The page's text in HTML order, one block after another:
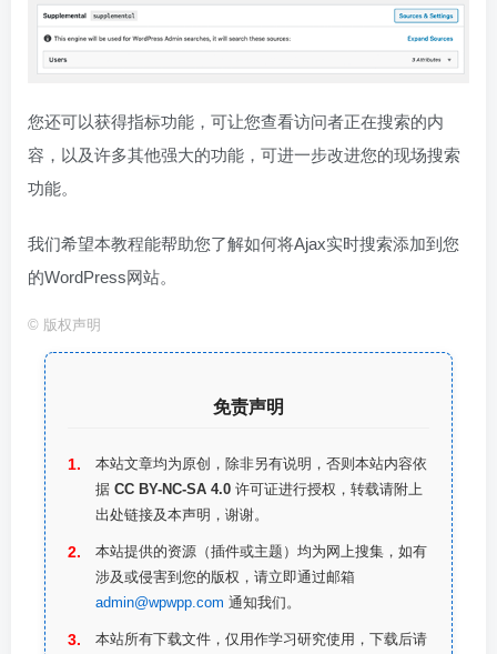
您还可以获得指标功能，可让您查看访问者正在搜索的内
容，以及许多其他强大的功能，可进一步改进您的现场搜索
功能。
我们希望本教程能帮助您了解如何将Ajax实时搜索添加到您
的WordPress网站。
© 版权声明
免责声明
本站文章均为原创，除非另有说明，否则本站内容依
据 CC BY-NC-SA 4.0 许可证进行授权，转载请附上
出处链接及本声明，谢谢。
本站提供的资源（插件或主题）均为网上搜集，如有
涉及或侵害到您的版权，请立即通过邮箱
admin@wpwpp.com 通知我们。
本站所有下载文件，仅用作学习研究使用，下载后请